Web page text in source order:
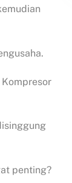
penting?